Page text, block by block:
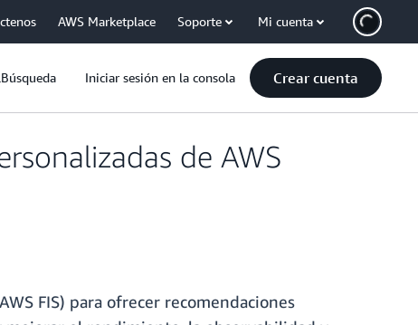
AWS Marketplace Soporte Mi cuenta
Búsqueda Iniciar sesión en la consola Crear cuenta
de AWS
FIS) para ofrecer recomendaciones